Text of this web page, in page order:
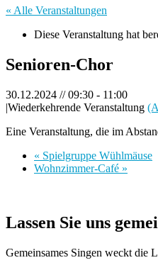
« Alle Veranstaltungen
Diese Veranstaltung hat
Senioren-Chor
30.12.2024 // 09:30 - 11:00
|Wiederkehrende Veranstaltung
Eine Veranstaltung, die im
« Spielgruppe Wühlmäuse
Wohnzimmer-Café »
Lassen Sie uns
Gemeinsames Singen weckt die